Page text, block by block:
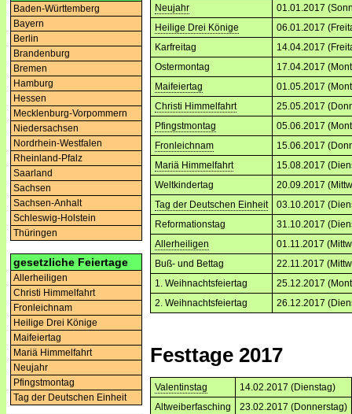
Baden-Württemberg
Bayern
Berlin
Brandenburg
Bremen
Hamburg
Hessen
Mecklenburg-Vorpommern
Niedersachsen
Nordrhein-Westfalen
Rheinland-Pfalz
Saarland
Sachsen
Sachsen-Anhalt
Schleswig-Holstein
Thüringen
gesetzliche Feiertage
Allerheiligen
Christi Himmelfahrt
Fronleichnam
Heilige Drei Könige
Maifeiertag
Mariä Himmelfahrt
Neujahr
Pfingstmontag
Tag der Deutschen Einheit
Neujahr
01.01.2017
Heilige Drei Könige
06.01.2017
Karfreitag
14.04.2017
Ostermontag
17.04.2017
Maifeiertag
01.05.2017
Christi Himmelfahrt
25.05.2017
Pfingstmontag
05.06.2017
Fronleichnam
15.06.2017
Mariä Himmelfahrt
15.08.2017
Weltkindertag
20.09.2017
Tag der Deutschen Einheit
03.10.2017
Reformationstag
31.10.2017
Allerheiligen
01.11.2017
Buß- und Bettag
22.11.2017
1. Weihnachtsfeiertag
25.12.2017
2. Weihnachtsfeiertag
26.12.2017
Festtage 2017
Valentinstag
14.02.2017 (Dienstag)
Altweiberfasching
23.02.2017 (Donnerstag)